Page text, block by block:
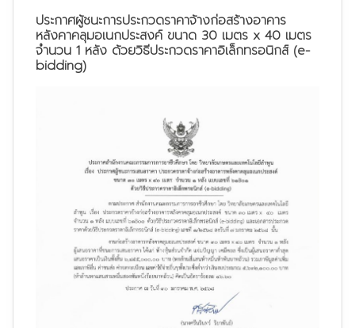
ประกาศผู้ชนะการประกวดราคาจ้างก่อสร้างอาคาร
หลังคาคลุมอเนกประสงค์ ขนาด 30 เมตร x 40 เมตร
จำนวน 1 หลัง ด้วยวิธีประกวดราคาอิเล็กทรอนิกส์ (e-
bidding)